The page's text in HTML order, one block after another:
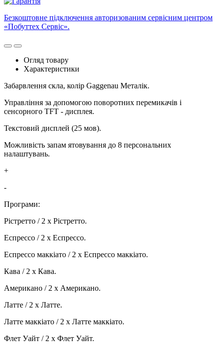
Безкоштовне підключення авторизованим сервісним центром
«Побуттех Сервіс».
Огляд товару
Характеристики
Забарвлення скла, колір Gaggenau Металік.
Управління за допомогою поворотних перемикачів і
сенсорного TFT - дисплея.
Текстовий дисплей (25 мов).
Можливість запам ятовування до 8 персональних
налаштувань.
+
-
Програми:
Рістретто / 2 x Рістретто.
Еспрессо / 2 x Еспрессо.
Еспрессо маккіато / 2 x Еспрессо маккіато.
Кава / 2 x Кава.
Американо / 2 x Американо.
Латте / 2 x Латте.
Латте маккіато / 2 x Латте маккіато.
Флет Уайт / 2 x Флет Уайт.